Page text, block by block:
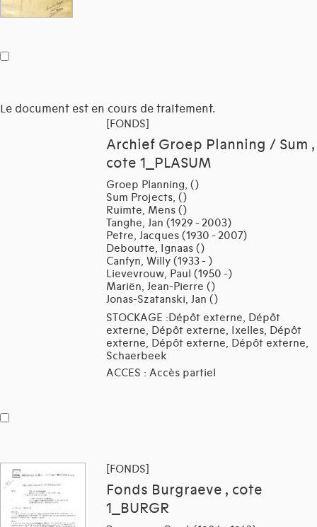
Le document est en cours de traitement.
[FONDS]
Archief Groep Planning / Sum ,
cote 1_PLASUM
Groep Planning, ()
Sum Projects, ()
Ruimte, Mens ()
Tanghe, Jan (1929 - 2003)
Petre, Jacques (1930 - 2007)
Deboutte, Ignaas ()
Canfyn, Willy (1933 - )
Lievevrouw, Paul (1950 -)
Mariën, Jean-Pierre ()
Jonas-Szatanski, Jan ()
STOCKAGE :Dépôt externe, Dépôt
externe, Dépôt externe, Ixelles, Dépôt
externe, Dépôt externe, Dépôt externe,
Schaerbeek
ACCES : Accès partiel
[FONDS]
Fonds Burgraeve , cote
1_BURGR